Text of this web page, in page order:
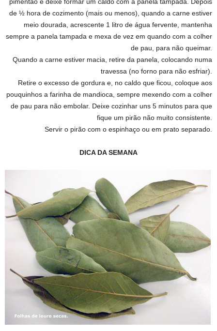
de ½ hora de cozimento (mais ou menos), quando a carne estiver
meio dourada, acrescente 1 litro de água fervente, mantenha
sempre a panela tampada e mexa de vez em quando com a colher
de pau, para não queimar.
Quando a carne estiver macia, retire da panela, colocando numa
travessa (no forno para não esfriar).
Retire o excesso de gordura e, no caldo que ficou, coloque aos
pouquinhos a farinha de mandioca, sempre mexendo com a colher
de pau para não embolar. Deixe cozinhar uns 5 minutos para que
fique um pirão não muito consistente.
Servir o pirão com o espinhaço ou em prato separado.
DICA DA SEMANA